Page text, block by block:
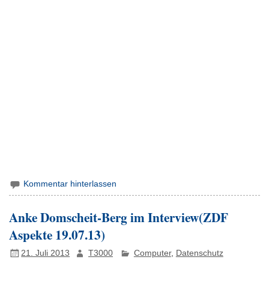
Kommentar hinterlassen
Anke Domscheit-Berg im Interview(ZDF
Aspekte 19.07.13)
21. Juli 2013 T3000 Computer, Datenschutz